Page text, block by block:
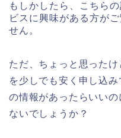
もしかしたら、こちら
ビスに興味がある方が
せん。
ただ、ちょっと思った
を少しでも安く申し込
の情報があったらいい
ないでしょうか？